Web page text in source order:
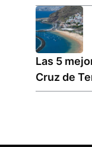
Las 5
Cruz de